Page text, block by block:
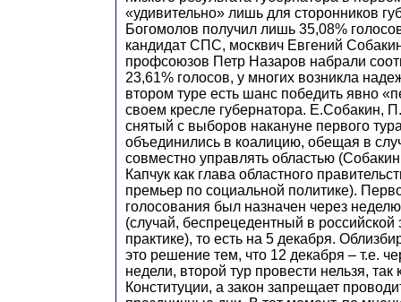
«удивительно» лишь для сторонников
Богомолов получил лишь 35,08%
кандидат СПС, москвич Евгений
профсоюзов Петр Назаров набрали
23,61% голосов, у многих возникла
втором туре есть шанс победить явно
своем кресле губернатора. Е.Собакин,
снятый с выборов накануне первого
объединились в коалицию, обещая в
совместно управлять областью (Собакин
Капчук как глава областного
премьер по социальной политике).
голосования был назначен через
(случай, беспрецедентный в российской
практике), то есть на 5 декабря.
это решение тем, что 12 декабря – т.е.
недели, второй тур провести нельзя, так
Конституции, а закон запрещает